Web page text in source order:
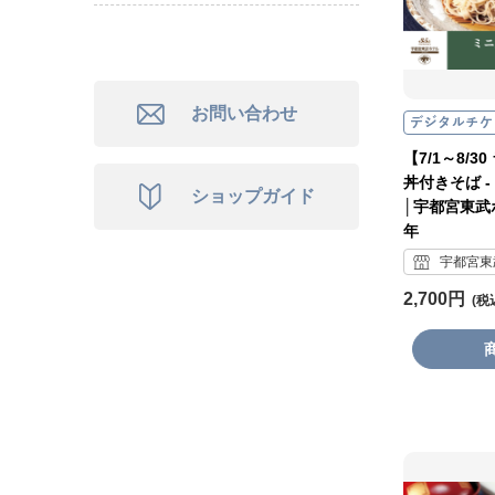
お問い合わせ
ショップガイド
【7/1～8/
丼付きそば -
│宇都宮東
年
宇都宮
2,700円